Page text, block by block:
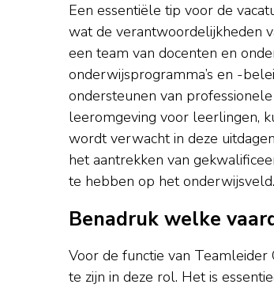
Een essentiële tip voor de
wat de verantwoordelijkheden
een team van docenten en
onderwijsprogramma’s en -
ondersteunen van
leeromgeving voor leerlingen,
wordt verwacht in deze
het aantrekken van
te hebben op het onderwijsveld.
Benadruk welke
Voor de functie van Teamleider
te zijn in deze rol. Het is